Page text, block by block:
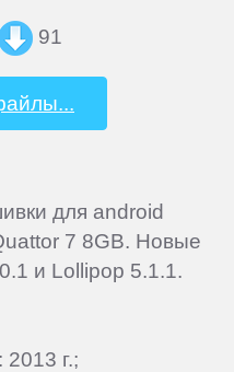
91
для android
7 8GB. Новые
и Lollipop 5.1.1.
г.;